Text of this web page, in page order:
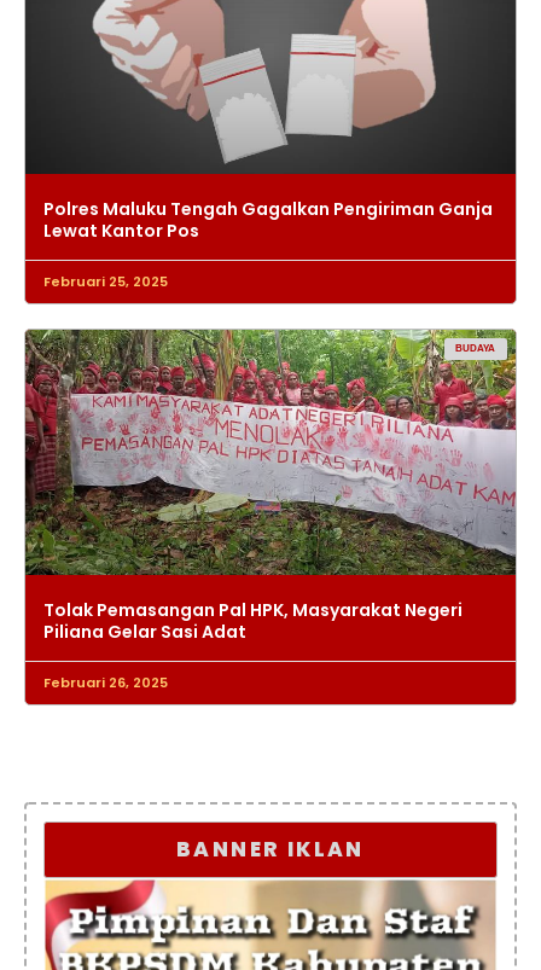
Polres Maluku Tengah Gagalkan Pengiriman Ganja
Lewat Kantor Pos
Februari 25, 2025
BUDAYA
Tolak Pemasangan Pal HPK, Masyarakat Negeri
Piliana Gelar Sasi Adat
Februari 26, 2025
BANNER IKLAN